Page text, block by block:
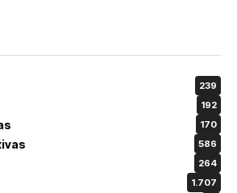
239
192
170
586
264
1.707